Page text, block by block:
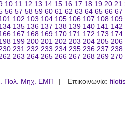
10 11 12 13 14 15 16 17 18 19 20 21
56 57 58 59 60 61 62 63 64 65 66 67
101 102 103 104 105 106 107 108 109
134 135 136 137 138 139 140 141 142
166 167 168 169 170 171 172 173 174
198 199 200 201 202 203 204 205 206
231 232 233 234 235 236 237 238
263 264 265 266 267 268 269 270
Πολ. Μηχ. ΕΜΠ Επικοινωνία: